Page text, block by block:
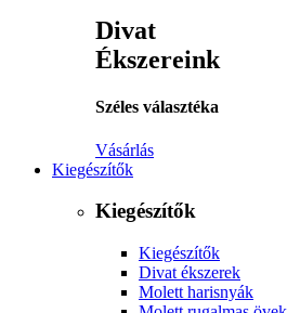
Divat
Ékszereink
Széles választéka
Vásárlás
Kiegészítők
Kiegészítők
Kiegészítők
Divat ékszerek
Molett harisnyák